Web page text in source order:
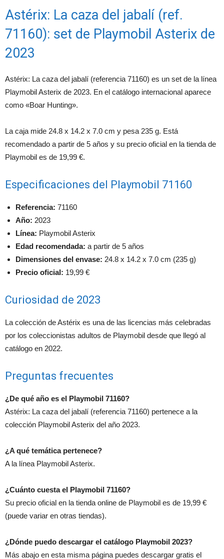
Astérix: La caza del jabalí (ref.
71160): set de Playmobil Asterix de
2023
Astérix: La caza del jabalí (referencia 71160) es un set de la línea
Playmobil Asterix de 2023. En el catálogo internacional aparece
como «Boar Hunting».
La caja mide 24.8 x 14.2 x 7.0 cm y pesa 235 g. Está
recomendado a partir de 5 años y su precio oficial en la tienda de
Playmobil es de 19,99 €.
Especificaciones del Playmobil 71160
Referencia: 71160
Año: 2023
Línea: Playmobil Asterix
Edad recomendada: a partir de 5 años
Dimensiones del envase: 24.8 x 14.2 x 7.0 cm (235 g)
Precio oficial: 19,99 €
Curiosidad de 2023
La colección de Astérix es una de las licencias más celebradas
por los coleccionistas adultos de Playmobil desde que llegó al
catálogo en 2022.
Preguntas frecuentes
¿De qué año es el Playmobil 71160?
Astérix: La caza del jabalí (referencia 71160) pertenece a la
colección Playmobil Asterix del año 2023.
¿A qué temática pertenece?
A la línea Playmobil Asterix.
¿Cuánto cuesta el Playmobil 71160?
Su precio oficial en la tienda online de Playmobil es de 19,99 €
(puede variar en otras tiendas).
¿Dónde puedo descargar el catálogo Playmobil 2023?
Más abajo en esta misma página puedes descargar gratis el